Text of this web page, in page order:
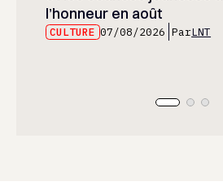
l’honneur en août
CULTURE 07/08/2026 ParLNT